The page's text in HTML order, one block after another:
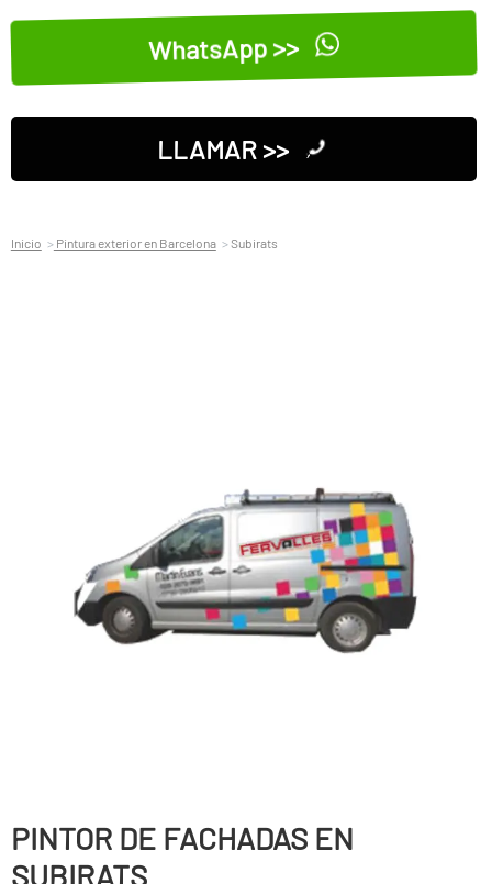
WhatsApp >>
LLAMAR >>
Inicio Pintura exterior en Barcelona Subirats
PINTOR DE FACHADAS EN
SUBIRATS